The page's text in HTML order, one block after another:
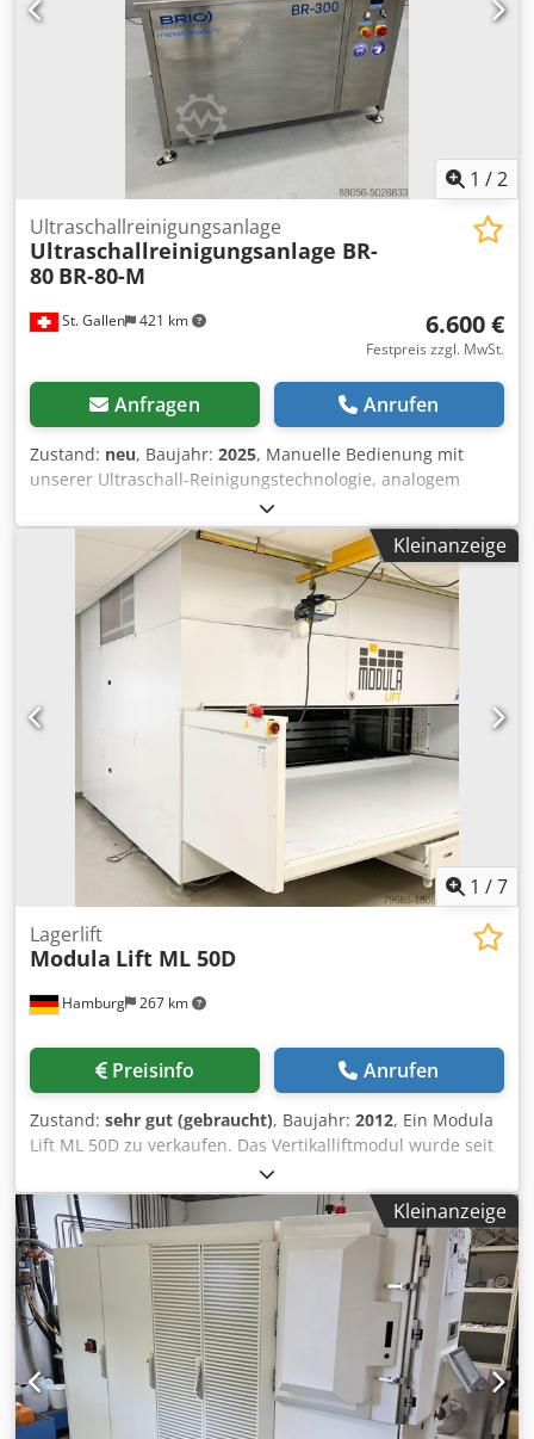
1 /2
St. Gallen 421 km
Ultraschallreinigungsanlage
Ultraschallreinigungsanlage BR-
80 BR-80-M
6.600 €
Festpreis zzgl. MwSt.
Anfragen Anrufen
Zustand: neu, Baujahr: 2025, Manuelle Bedienung mit
unserer Ultraschall-Reinigungstechnologie, analogem
Bedienfeld und Temperaturregelung über einen digitalen
Thermostat. Optional können Funktionen der PRO-Serie
hinzugefügt werden. Wir haben Volumen von 60 bis 7.500
L, um allen Anforderungen gerecht zu werden. Tankinhalt:
110L Außenmasse:1970x670x970mm Nutzmasse
Rost:550x350x250mm Dedpfxjf Hqave Af Dskr Ultraschall
Frequenz: 40kHz Ultraschallleistung:1000W
Kleinanzeige
1 /7
Hamburg 267 km
Lagerlift
Modula Lift ML 50D
Preisinfo Anrufen
Zustand: sehr gut (gebraucht), Baujahr: 2012, Ein Modula
Lift ML 50D zu verkaufen. Das Vertikalliftmodul wurde seit
seiner Installation regelmäßig vom Hersteller gewartet und
befindet sich in hervorragendem Zustand. Die Tablare
haben eine Breite von 4.100 mm und eine Tiefe von 860
mm, sodass pro Tablar 3,53 m² Lagerfläche zur Verfügung
stehen. Bei 50 Tablaren beträgt die gesamte Lagerfläche
176,5 m². Jedes Tablett kann bis zu 500 kg tragen, was eine
Gesamtkapazität von 25.000 kg für alle 50 Tabletts ergibt.
Das Vertical Lift Module befindet sich in einem
geschützten Bereich mit Zwischengeschoss, wodurch die
Verkleidung und das Äußere in ausgezeichnetem Zustand
gehalten wurden. Spezifikationen: Hersteller: Modula
Kleinanzeige